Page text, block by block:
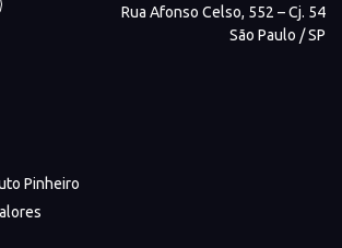
Rua Afonso Celso, 552 – Cj. 54
São Paulo / SP
Pinheiro